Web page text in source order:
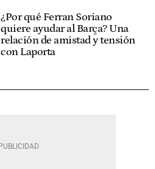
¿Por qué Ferran Soriano
quiere ayudar al Barça? Una
relación de amistad y tensión
con Laporta